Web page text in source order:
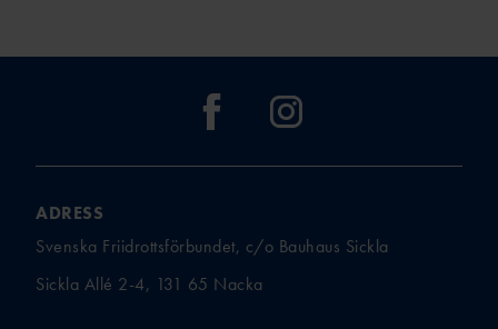
ADRESS
Svenska Friidrottsförbundet, c/o Bauhaus Sickla
Sickla Allé 2-4, 131 65 Nacka